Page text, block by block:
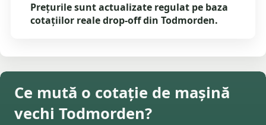
Prețurile sunt actualizate regulat pe baza
cotațiilor reale drop-off din Todmorden.
Ce mută o cotație de mașină
vechi Todmorden?